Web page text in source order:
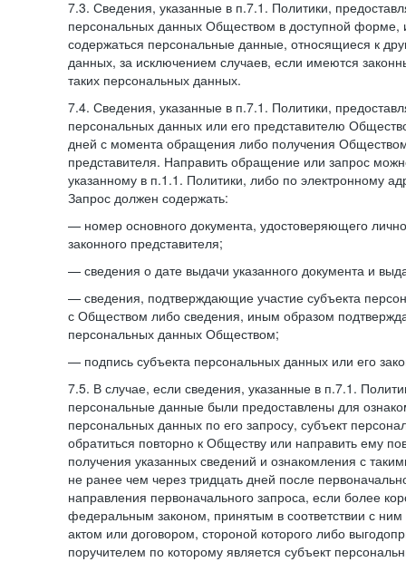
7.3. Сведения, указанные в п.7.1. Политики,
персональных данных Обществом в доступной форме,
содержаться персональные данные, относящиеся к
данных, за исключением случаев, если имеются
таких персональных данных.
7.4. Сведения, указанные в п.7.1. Политики,
персональных данных или его представителю
дней с момента обращения либо получения
представителя. Направить обращение или запрос
указанному в п.1.1. Политики, либо по электронному
Запрос должен содержать:
— номер основного документа, удостоверяющего
законного представителя;
— сведения о дате выдачи указанного документа и
— сведения, подтверждающие участие субъекта
с Обществом либо сведения, иным образом
персональных данных Обществом;
— подпись субъекта персональных данных или его
7.5. В случае, если сведения, указанные в п.7.1.
персональные данные были предоставлены для
персональных данных по его запросу, субъект
обратиться повторно к Обществу или направить ему
получения указанных сведений и ознакомления с
не ранее чем через тридцать дней после
направления первоначального запроса, если более
федеральным законом, принятым в соответствии с
актом или договором, стороной которого либо
поручителем по которому является субъект